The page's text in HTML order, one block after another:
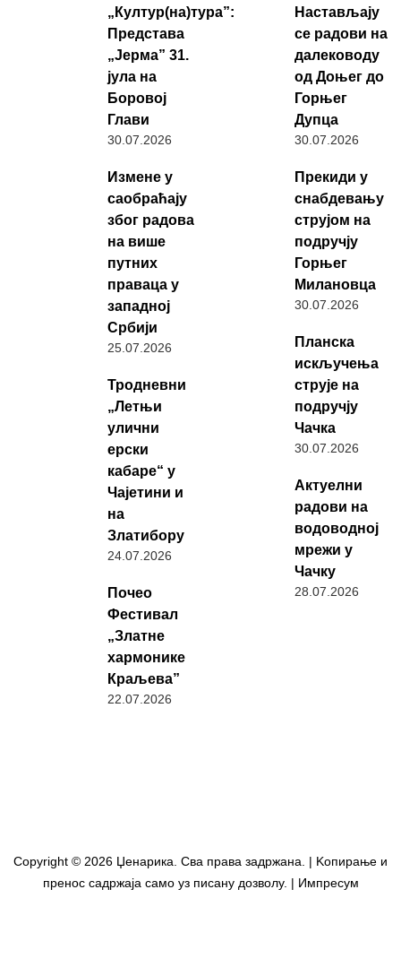
„Култур(на)тура”:
Представа
„Јерма” 31.
јула на
Боровој
Глави
30.07.2026
Измене у
саобраћају
због радова
на више
путних
праваца у
западној
Србији
25.07.2026
Тродневни
„Летњи
улични
ерски
кабаре“ у
Чајетини и
на
Златибору
24.07.2026
Почео
Фестивал
„Златне
хармонике
Краљева”
22.07.2026
Настављају
се радови на
далеководу
од Доњег до
Горњег
Дупца
30.07.2026
Прекиди у
снабдевању
струјом на
подручју
Горњег
Милановца
30.07.2026
Планска
искључења
струје на
подручју
Чачка
30.07.2026
Актуелни
радови на
водоводној
мрежи у
Чачку
28.07.2026
Copyright © 2026 Џенарика. Сва права задржана. | Kопирање и
пренос садржаја само уз писану дозволу. | Импресум